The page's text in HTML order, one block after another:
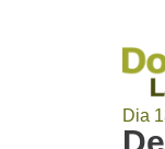
Dia